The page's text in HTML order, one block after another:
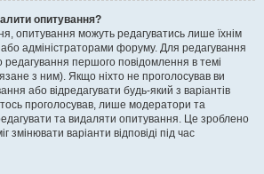
опитування?
опитування можуть редагуватись лише їхнім
адміністраторами форуму. Для редагування
редагування першого повідомлення в темі
з ним). Якщо ніхто не проголосував ви
або відредагувати будь-який з варіантів
проголосував, лише модератори та
та видаляти опитування. Це зроблено
змінювати варіанти відповіді під час